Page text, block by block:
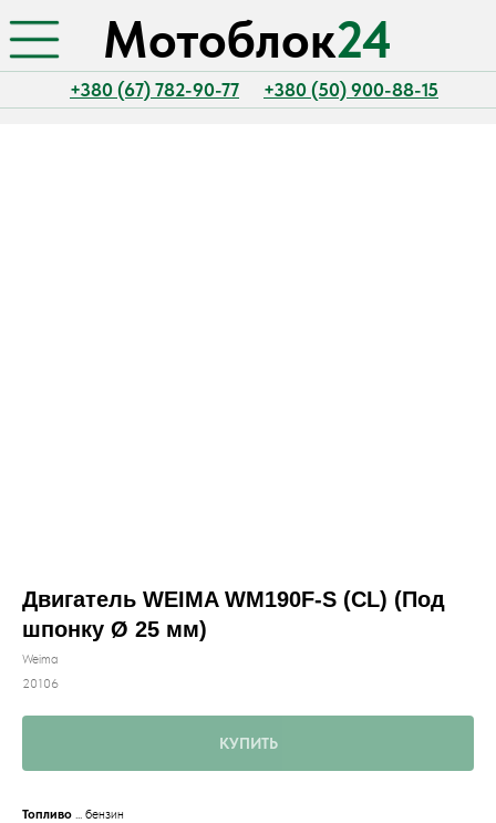
Мотоблок24
+380 (67) 782-90-77
Двигатель WEIMA WM190F-S (CL) (Под
шпонку Ø 25 мм)
Weima
20106
КУПИТЬ
Топливо ... бензин